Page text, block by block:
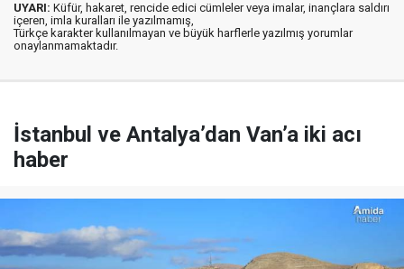
UYARI: Küfür, hakaret, rencide edici cümleler veya imalar, inançlara saldırı
içeren, imla kuralları ile yazılmamış,
Türkçe karakter kullanılmayan ve büyük harflerle yazılmış yorumlar
onaylanmamaktadır.
İstanbul ve Antalya’dan Van’a iki acı
haber